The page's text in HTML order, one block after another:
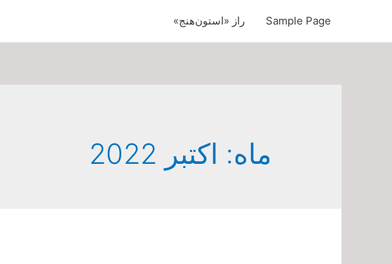
Sample Page راز «استون‌هنج»
ماه: اکتبر 2022